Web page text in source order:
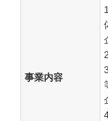
事業内容